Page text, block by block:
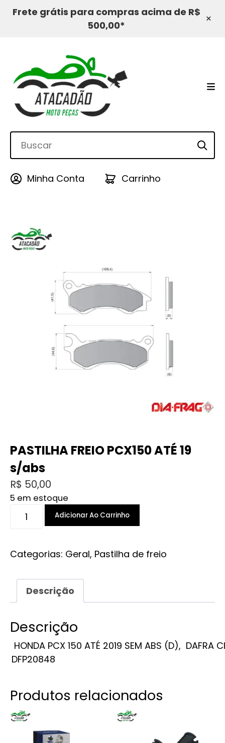
Frete grátis para compras acima de R$
500,00*
×
Minha Conta Carrinho
PASTILHA FREIO PCX150 ATÉ 19
s/abs
R$ 50,00
5 em estoque
PASTILHA
FREIO
ATÉ
s/abs
quantidade
Adicionar Ao Carrinho
Categorias: Geral, Pastilha de freio
Descrição
Descrição
HONDA PCX 150 ATÉ 2019 SEM ABS (D), DAFRA
DFP20848
Produtos relacionados